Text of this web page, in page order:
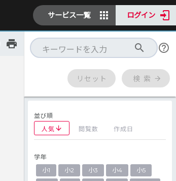
サービス一覧 ログイン
リセット 検 索
並び順
人気
閲覧数 作成日
学年
小1
小2 小3 小4
小5